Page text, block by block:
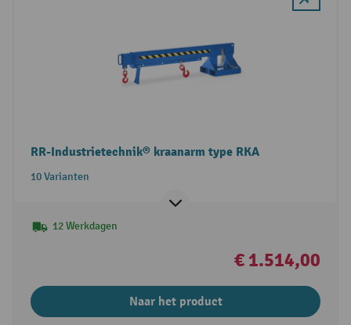
RR-Industrietechnik® kraanarm type RKA
10 Varianten
12 Werkdagen
€ 1.514,00
Naar het product